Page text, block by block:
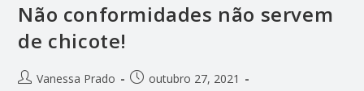
Não conformidades não servem
de chicote!
Vanessa Prado
outubro 27, 2021